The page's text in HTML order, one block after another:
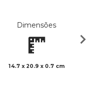
Dimensões
14.7 x 20.9 x 0.7 cm